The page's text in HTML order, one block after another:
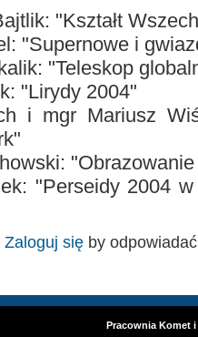
"Kształt
"Supernowe i
"Teleskop
"Lirydy 2004"
i mgr Mariusz
"Perseidy 2004
Zaloguj się by odpowiadać
Pracownia Komet